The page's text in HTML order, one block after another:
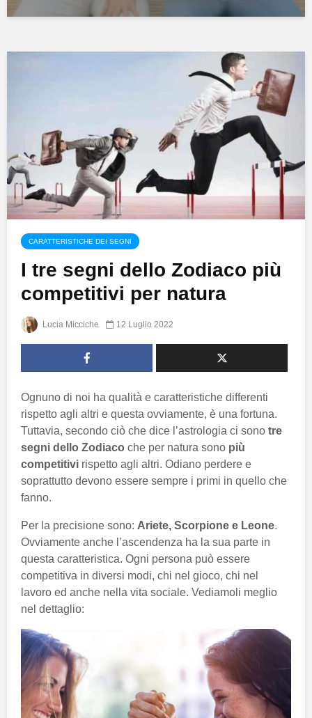
CARATTERISTICHE DEI SEGNI
I tre segni dello Zodiaco più
competitivi per natura
Lucia Micciche 12 Luglio 2022
Ognuno di noi ha qualità e caratteristiche differenti
rispetto agli altri e questa ovviamente, è una fortuna.
Tuttavia, secondo ciò che dice l’astrologia ci sono tre
segni dello Zodiaco che per natura sono più
competitivi rispetto agli altri. Odiano perdere e
soprattutto devono essere sempre i primi in quello che
fanno.
Per la precisione sono: Ariete, Scorpione e Leone.
Ovviamente anche l’ascendenza ha la sua parte in
questa caratteristica. Ogni persona può essere
competitiva in diversi modi, chi nel gioco, chi nel
lavoro ed anche nella vita sociale. Vediamoli meglio
nel dettaglio: